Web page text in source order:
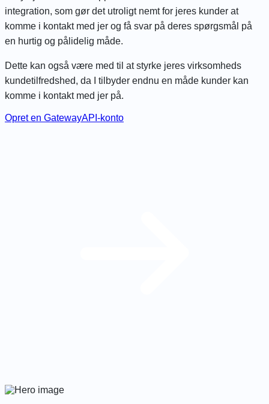
integration, som gør det utroligt nemt for jeres kunder at
komme i kontakt med jer og få svar på deres spørgsmål på
en hurtig og pålidelig måde.
Dette kan også være med til at styrke jeres virksomheds
kundetilfredshed, da I tilbyder endnu en måde kunder kan
komme i kontakt med jer på.
Opret en GatewayAPI-konto